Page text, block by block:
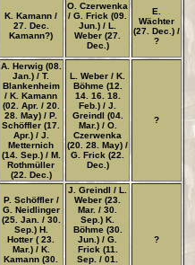
K. Kamann /
27. Dec.
Kamann?)
O. Czerwenka
/ G. Frick (09.
Jun.) / L.
Weber (27.
Dec.)
E.
Wächter
(27. Dec.) /
?
A. Herwig (08.
Jan.) / T.
Blankenheim
/ K. Kamann
(02. Apr. / 20.
28. May) / P.
Schöffler (17.
Apr.) / J.
Metternich
(14. Sep.) / M.
Rothmüller
(22. Dec.)
L. Weber / K.
Böhme (12.
14. 16. 18.
Feb.) / J.
Greindl (04.
Mar.) / O.
Czerwenka
(20. 28. May) /
G. Frick (22.
Dec.)
?
P. Schöffler /
G. Neidlinger
(25. Jan. / 30.
Sep.) H.
Hotter ( 23.
Mar.) / K.
Kamann (30.
J. Greindl / L.
Weber (23.
Mar. / 30.
Sep.) K.
Böhme (30.
Jun.) / G.
Frick (11.
Sep. / 01.
?